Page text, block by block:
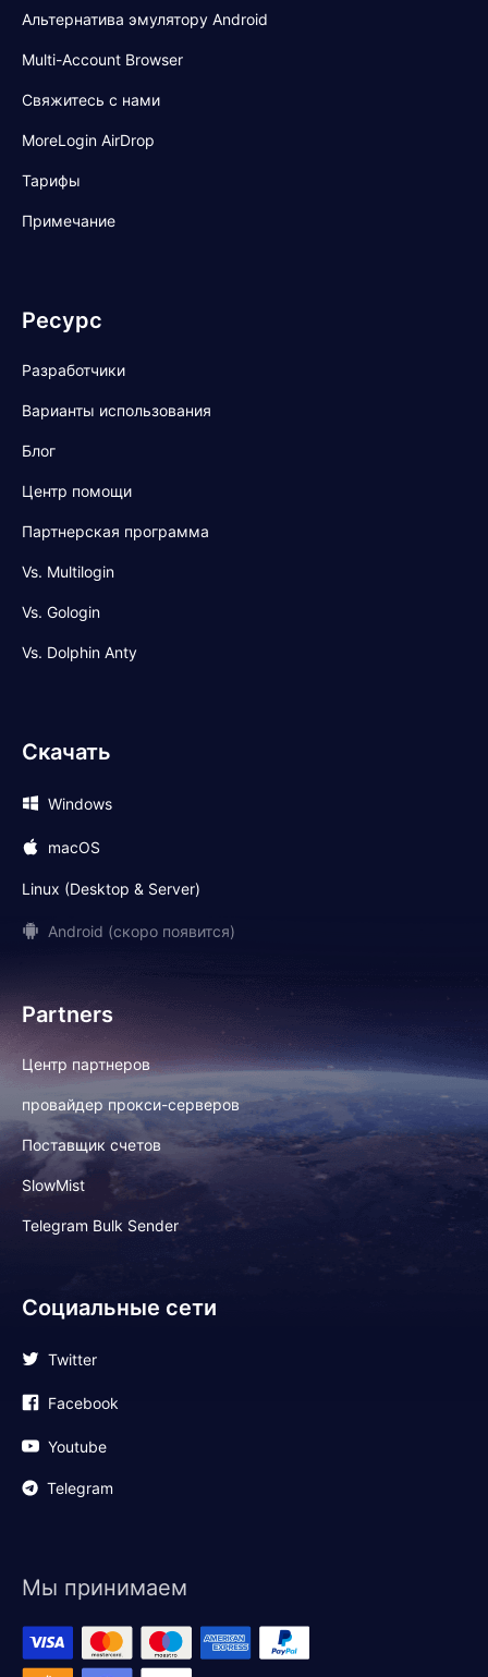
Альтернатива эмулятору Android
Multi-Account Browser
Свяжитесь с нами
MoreLogin AirDrop
Тарифы
Примечание
Ресурс
Разработчики
Варианты использования
Блог
Центр помощи
Партнерская программа
Vs. Multilogin
Vs. Gologin
Vs. Dolphin Anty
Скачать
Windows
macOS
Linux (Desktop & Server)
Android (скоро появится)
Partners
Центр партнеров
провайдер прокси-серверов
Поставщик счетов
SlowMist
Telegram Bulk Sender
Социальные сети
Twitter
Facebook
Youtube
Telegram
Мы принимаем